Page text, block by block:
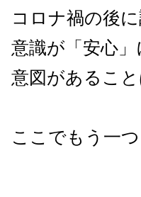
コロナ禍の後
意識が「安心
意図があること
ここでもう一